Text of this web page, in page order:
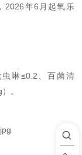
2026年6月起氧乐
啉≤0.2、百菌清
。